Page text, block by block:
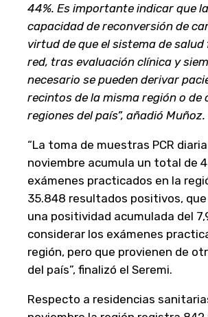
44%. Es importante indicar que
capacidad de reconversión de
virtud de que el sistema de salud
red, tras evaluación clínica y
necesario se pueden derivar
recintos de la misma región o de
regiones del país”, añadió Muñoz.
“La toma de muestras PCR
noviembre acumula un total de
exámenes practicados en la
35.848 resultados positivos,
una positividad acumulada del
considerar los exámenes
región, pero que provienen de
del país”, finalizó el Seremi.
Respecto a residencias